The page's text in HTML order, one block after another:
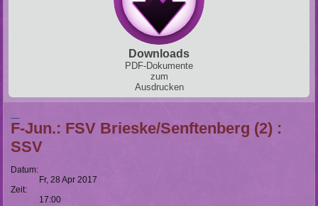
Downloads
PDF-Dokumente
zum
Ausdrucken
F-Jun.: FSV Brieske/Senftenberg (2) :
SSV
Datum:
Fr, 28 Apr 2017
Zeit:
17:00